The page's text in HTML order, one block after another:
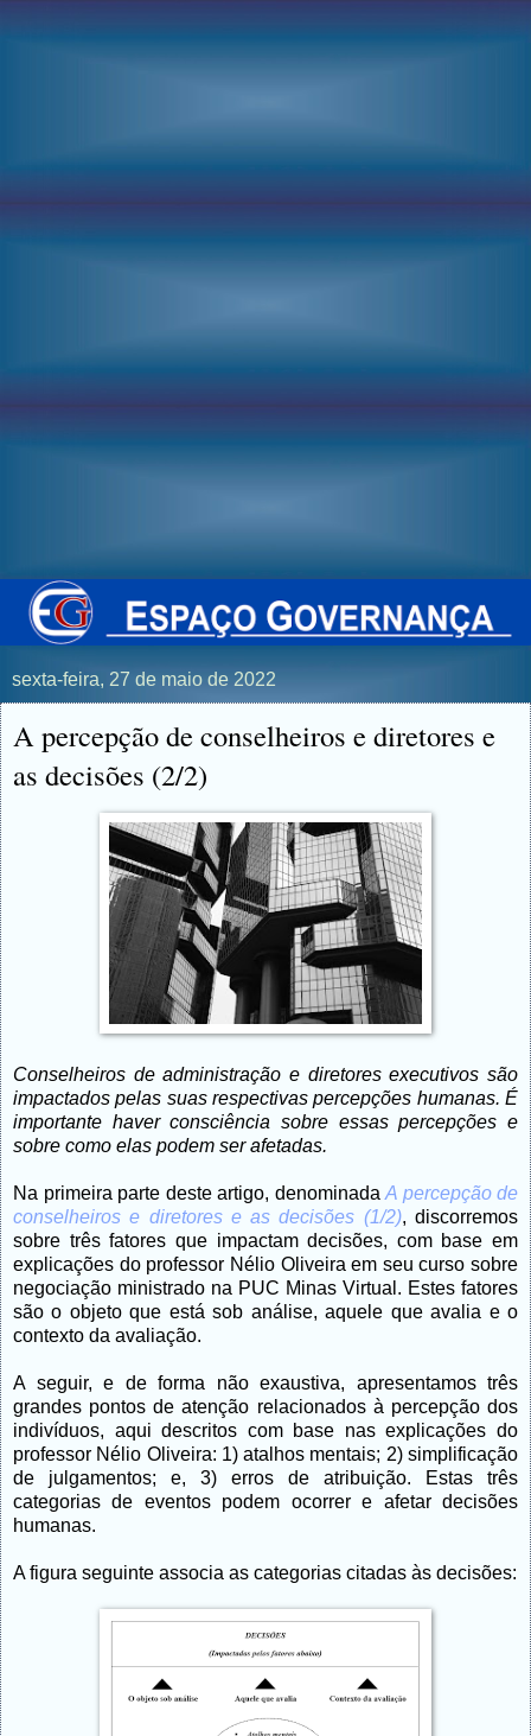
sexta-feira, 27 de maio de 2022
A percepção de conselheiros e diretores e
as decisões (2/2)
Conselheiros de administração e diretores executivos são
impactados pelas suas respectivas percepções humanas. É
importante haver consciência sobre essas percepções e
sobre como elas podem ser afetadas.
Na primeira parte deste artigo, denominada A percepção de
conselheiros e diretores e as decisões (1/2), discorremos
sobre três fatores que impactam decisões, com base em
explicações do professor Nélio Oliveira em seu curso sobre
negociação ministrado na PUC Minas Virtual. Estes fatores
são o objeto que está sob análise, aquele que avalia e o
contexto da avaliação.
A seguir, e de forma não exaustiva, apresentamos três
grandes pontos de atenção relacionados à percepção dos
indivíduos, aqui descritos com base nas explicações do
professor Nélio Oliveira: 1) atalhos mentais; 2) simplificação
de julgamentos; e, 3) erros de atribuição. Estas três
categorias de eventos podem ocorrer e afetar decisões
humanas.
A figura seguinte associa as categorias citadas às decisões: